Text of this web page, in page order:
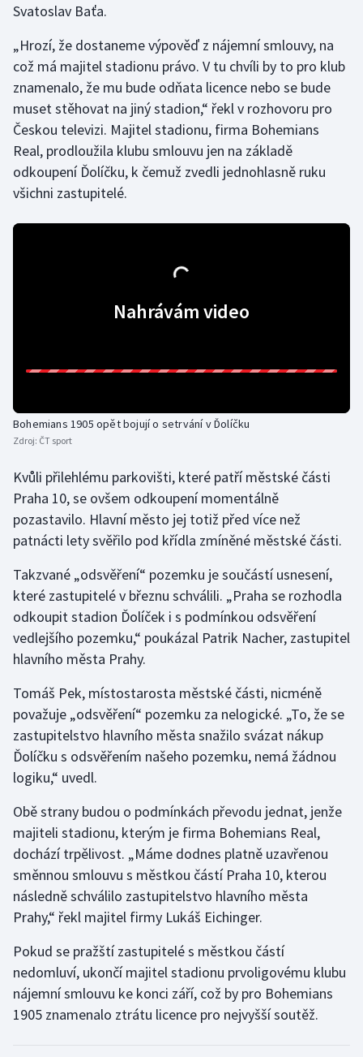
Gymnastika
Házená
Jezdectví
Judo
Krasobruslení
Olympijské hry
Plavání
Plážový volejbal
Ragby
Rychlostní kanoistika
Short track
Stolní tenis
Triatlon
Vodní slalom
Volejbal
Ostatní
Svatoslav Baťa.
„Hrozí, že dostaneme výpověď z nájemní smlouvy, na
což má majitel stadionu právo. V tu chvíli by to pro klub
znamenalo, že mu bude odňata licence nebo se bude
muset stěhovat na jiný stadion,“ řekl v rozhovoru pro
Českou televizi. Majitel stadionu, firma Bohemians
Real, prodloužila klubu smlouvu jen na základě
odkoupení Ďolíčku, k čemuž zvedli jednohlasně ruku
všichni zastupitelé.
Nahrávám video
Bohemians 1905 opět bojují o setrvání v Ďolíčku
Zdroj: ČT sport
Kvůli přilehlému parkovišti, které patří městské části
Praha 10, se ovšem odkoupení momentálně
pozastavilo. Hlavní město jej totiž před více než
patnácti lety svěřilo pod křídla zmíněné městské části.
Takzvané „odsvěření“ pozemku je součástí usnesení,
které zastupitelé v březnu schválili. „Praha se rozhodla
odkoupit stadion Ďolíček i s podmínkou odsvěření
vedlejšího pozemku,“ poukázal Patrik Nacher, zastupitel
hlavního města Prahy.
Tomáš Pek, místostarosta městské části, nicméně
považuje „odsvěření“ pozemku za nelogické. „To, že se
zastupitelstvo hlavního města snažilo svázat nákup
Ďolíčku s odsvěřením našeho pozemku, nemá žádnou
logiku,“ uvedl.
Obě strany budou o podmínkách převodu jednat, jenže
majiteli stadionu, kterým je firma Bohemians Real,
dochází trpělivost. „Máme dodnes platně uzavřenou
směnnou smlouvu s městkou částí Praha 10, kterou
následně schválilo zastupitelstvo hlavního města
Prahy,“ řekl majitel firmy Lukáš Eichinger.
Pokud se pražští zastupitelé s městkou částí
nedomluví, ukončí majitel stadionu prvoligovému klubu
nájemní smlouvu ke konci září, což by pro Bohemians
1905 znamenalo ztrátu licence pro nejvyšší soutěž.